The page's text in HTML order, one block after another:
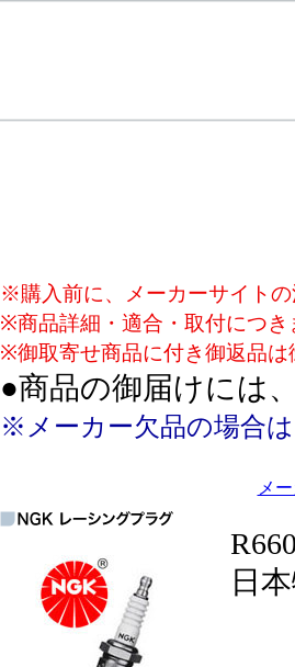
※購入前に、メーカーサイトの
※商品詳細・適合・取付につき
※御取寄せ商品に付き御返品は
●商品の御届けには
※メーカー欠品の場合
メ
日